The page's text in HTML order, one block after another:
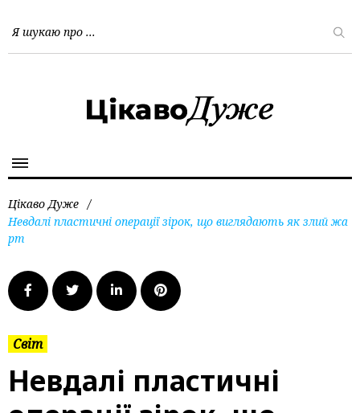
Цікаво Дуже /
Невдалі пластичні операції зірок, що виглядають як злий жа
рт
Світ
Невдалі пластичні